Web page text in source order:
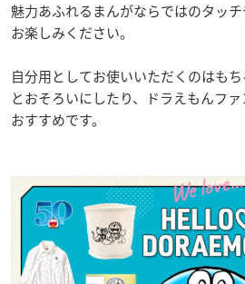
魅力あふれるまんがならではのタッ
お楽しみください。
自分用としてお使いいただくのはも
とおそろいにしたり、ドラえもんフ
おすすめです。